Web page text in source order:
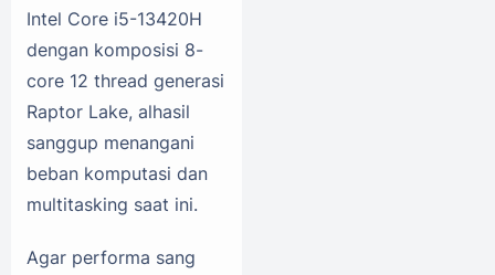
Intel Core i5-13420H
dengan komposisi 8-
core 12 thread generasi
Raptor Lake, alhasil
sanggup menangani
beban komputasi dan
multitasking saat ini.
Agar performa sang